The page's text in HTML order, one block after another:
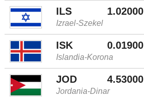
ILS 1.02000
Izrael-Szekel
ISK 0.01900
Islandia-Korona
JOD 4.53000
Jordania-Dinar